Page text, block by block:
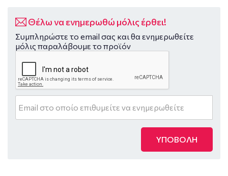
Θέλω να ενημερωθώ μόλις έρθει!
Συμπληρώστε το email σας και θα ενημερωθείτε
μόλις παραλάβουμε το προϊόν
ΥΠΟΒΟΛΗ